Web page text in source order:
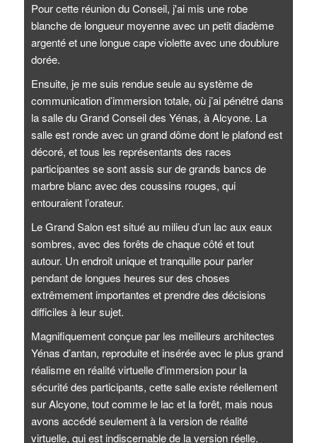
Pour cette réunion du Conseil, j'ai mis une robe
blanche de longueur moyenne avec un petit diadème
argenté et une longue cape violette avec une doublure
dorée.
Ensuite, je me suis rendue seule au système de
communication d’immersion totale, où j’ai pénétré dans
la salle du Grand Conseil des Yénas, à Alcyone. La
salle est ronde avec un grand dôme dont le plafond est
décoré, et tous les représentants des races
participantes se sont assis sur de grands bancs de
marbre blanc avec des coussins rouges, qui
entouraient l’orateur.
Le Grand Salon est situé au milieu d’un lac aux eaux
sombres, avec des forêts de chaque côté et tout
autour. Un endroit unique et tranquille pour parler
pendant de longues heures sur des choses
extrêmement importantes et prendre des décisions
difficiles à leur sujet.
Magnifiquement conçue par les meilleurs architectes
Yénas d’antan, reproduite et insérée avec le plus grand
réalisme en réalité virtuelle d'immersion pour la
sécurité des participants, cette salle existe réellement
sur Alcyone, tout comme le lac et la forêt, mais nous
avons accédé seulement à la version de réalité
virtuelle, qui est indiscernable de la version réelle.